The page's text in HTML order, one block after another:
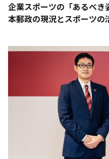
企業スポーツの「あるべき
本郵政の現況とスポーツの